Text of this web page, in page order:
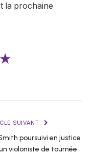
la prochaine
SUIVANT
poursuivi en justice
violoniste de tournée